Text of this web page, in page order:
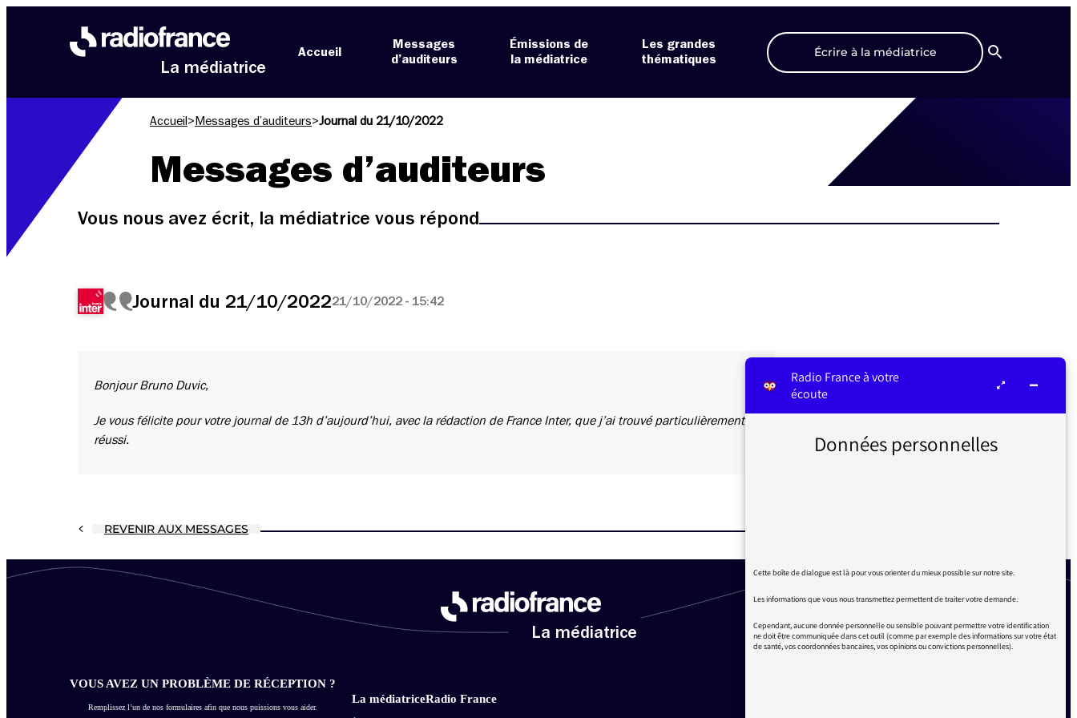
La médiatrice
Accueil
Messages
d’auditeurs
Émissions de
la médiatrice
Les grandes
thématiques
Écrire à la médiatrice
Recherche
Accueil > Messages d’auditeurs>Journal du 21/10/2022
Messages d’auditeurs
Vous nous avez écrit, la médiatrice vous répond
Journal du 21/10/202221/10/2022 - 15:42
Bonjour Bruno Duvic,
Je vous félicite pour votre journal de 13h d’aujourd’hui, avec la rédaction de France Inter, que j’ai trouvé particulièrement
réussi.
REVENIR AUX MESSAGES
La médiatrice
VOUS AVEZ UN PROBLÈME DE RÉCEPTION ?
Remplissez l’un de nos formulaires afin que nous puissions vous aider.
La médiatriceRadio France
Radio France à votre
écoute
Données personnelles
Cette boîte de dialogue est là pour vous orienter du mieux possible sur notre site.
Les informations que vous nous transmettez permettent de traiter votre demande.
Cependant, aucune donnée personnelle ou sensible pouvant permettre votre identification
ne doit être communiquée dans cet outil (comme par exemple des informations sur votre état
de santé, vos coordonnées bancaires, vos opinions ou convictions personnelles).